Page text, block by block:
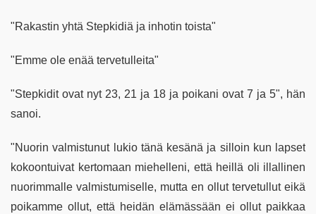
"Rakastin yhtä Stepkidiä ja inhotin toista"
"Emme ole enää tervetulleita"
"Stepkidit ovat nyt 23, 21 ja 18 ja poikani ovat 7 ja 5", hän
sanoi.
"Nuorin valmistunut lukio tänä kesänä ja silloin kun lapset
kokoontuivat kertomaan miehelleni, että heillä oli illallinen
nuorimmalle valmistumiselle, mutta en ollut tervetullut eikä
poikamme ollut, että heidän elämässään ei ollut paikkaa